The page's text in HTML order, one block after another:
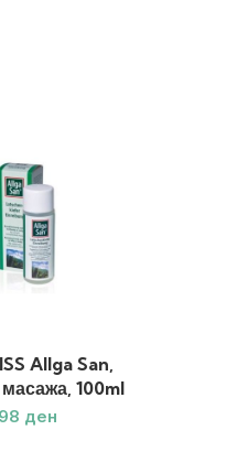
Allga San,
100ml
ден